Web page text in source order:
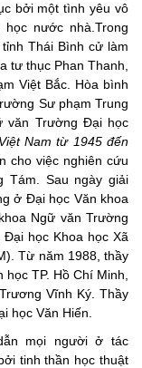
bởi một tình yêu vô
nước nhà.Trong
Thái Bình cử làm
tư thục Phan Thanh,
Việt Bắc. Hòa bình
Sư phạm Trung
văn Trường Đại học
Nam từ 1945 đến
cho việc nghiên cứu
Tám. Sau ngày giải
ở Đại học Văn khoa
Ngữ văn Trường
học Khoa học Xã
Từ năm 1988, thầy
TP. Hồ Chí Minh,
Vĩnh Ký. Thầy
học Văn Hiến.
mọi người ở tác
tinh thần học thuật